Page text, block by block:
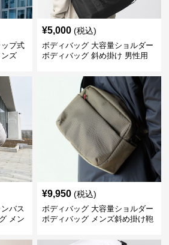
プ式
ズ
¥5,000 (税込)
ボディバッグ 大容量ショルダー
ボディバッグ 斜め掛け 男性用
バス
メン
¥9,950 (税込)
ボディバッグ 大容量ショルダー
ボディバッグ メンズ斜め掛け鞄